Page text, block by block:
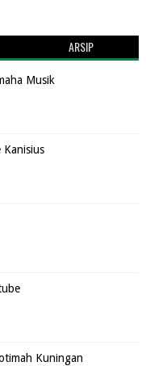
ARSIP
Musik
Kanisius
Kuningan